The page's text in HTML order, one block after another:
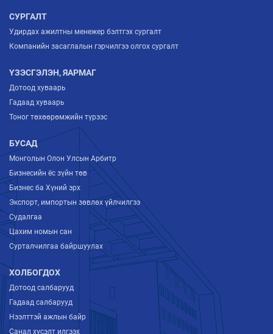
СУРГАЛТ
Удирдах ажилтны менежер бэлтгэх сургалт
Компанийн засаглалын гэрчилгээ олгох сургалт
ҮЗЭСГЭЛЭН, ЯАРМАГ
Дотоод хуваарь
Гадаад хуваарь
Тоног төхөөрөмжийн түрээс
БУСАД
Монголын Олон Улсын Арбитр
Бизнесийн ёс зүйн төв
Бизнес ба Хүний эрх
Экспорт, импортын зөвлөх үйлчилгээ
Судалгаа
Цахим номын сан
Сурталчилгаа байршуулах
ХОЛБОГДОХ
Дотоод салбарууд
Гадаад салбарууд
Нээлттэй ажлын байр
Санал хүсэлт илгээх